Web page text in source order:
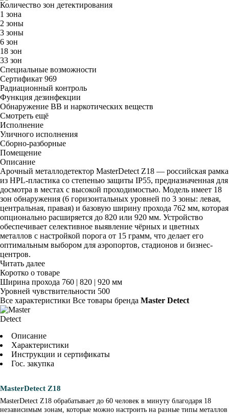
Количество зон детектирования
1 зона
2 зоны
3 зоны
6 зон
18 зон
33 зон
Специальные возможности
Сертификат 969
Радиационный контроль
Функция дезинфекции
Обнаружение ВВ и наркотических веществ
Смотреть ещё
Исполнение
Уличного исполнения
Сборно-разборные
Помещение
Описание
Арочный металлодетектор MasterDetect Z18 — российская рамка
из HPL-пластика со степенью защиты IP55, предназначенная для
досмотра в местах с высокой проходимостью. Модель имеет 18
зон обнаружения (6 горизонтальных уровней по 3 зоны: левая,
центральная, правая) и базовую ширину прохода 762 мм, которая
опционально расширяется до 820 или 920 мм. Устройство
обеспечивает селективное выявление чёрных и цветных
металлов с настройкой порога от 15 грамм, что делает его
оптимальным выбором для аэропортов, стадионов и бизнес-
центров.
Читать далее
Коротко о товаре
Ширина прохода 760 | 820 | 920 мм
Уровней чувствительности 500
Все характеристики Все товары бренда Master Detect
Описание
Характеристики
Инструкции и сертификаты
Гос. закупка
MasterDetect Z18
MasterDetect Z18 обрабатывает до 60 человек в минуту благодаря 18
независимым зонам, которые можно настроить на разные типы металлов